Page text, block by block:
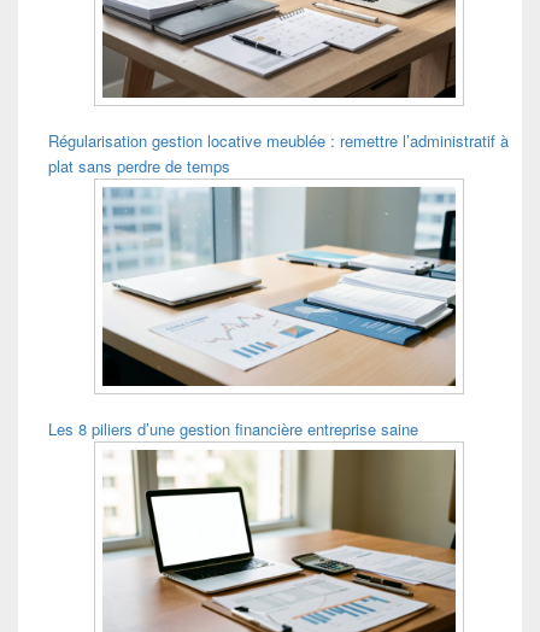
Régularisation gestion locative meublée : remettre l’administratif à
plat sans perdre de temps
Les 8 piliers d’une gestion financière entreprise saine